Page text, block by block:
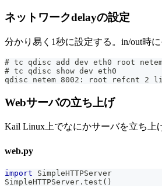
ネットワークdelayの設定
分かり易く1秒に設定する。in/out時
# tc qdisc add dev eth0 root netem
# tc qdisc show dev eth0
qdisc netem 8002: root refcnt 2
Webサーバの立ち上げ
Kail Linux上でなにかサーバを立ち上
web.py
import SimpleHTTPServer
SimpleHTTPServer . test ( )